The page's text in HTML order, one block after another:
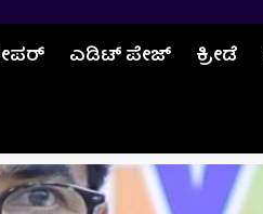
ಎಡಿಟ್‌ ಪೇಜ್‌ ಕ್ರೀಡೆ